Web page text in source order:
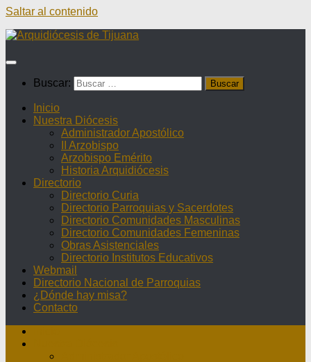
Saltar al contenido
Buscar:
Inicio
Nuestra Diócesis
Administrador Apostólico
II Arzobispo
Arzobispo Emérito
Historia Arquidiócesis
Directorio
Directorio Curia
Directorio Parroquias y Sacerdotes
Directorio Comunidades Masculinas
Directorio Comunidades Femeninas
Obras Asistenciales
Directorio Institutos Educativos
Webmail
Directorio Nacional de Parroquias
¿Dónde hay misa?
Contacto